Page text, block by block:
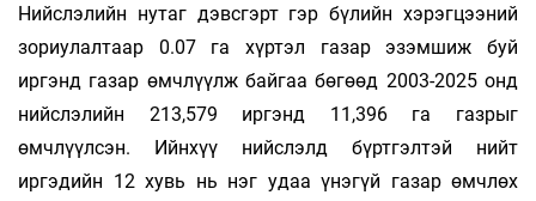
Нийслэлийн нутаг дэвсгэрт гэр бүлийн хэрэгцээний
зориулалтаар 0.07 га хүртэл газар эзэмшиж буй
иргэнд газар өмчлүүлж байгаа бөгөөд 2003-2025 онд
нийслэлийн 213,579 иргэнд 11,396 га газрыг
өмчлүүлсэн. Ийнхүү нийслэлд бүртгэлтэй нийт
иргэдийн 12 хувь нь нэг удаа үнэгүй газар өмчлөх